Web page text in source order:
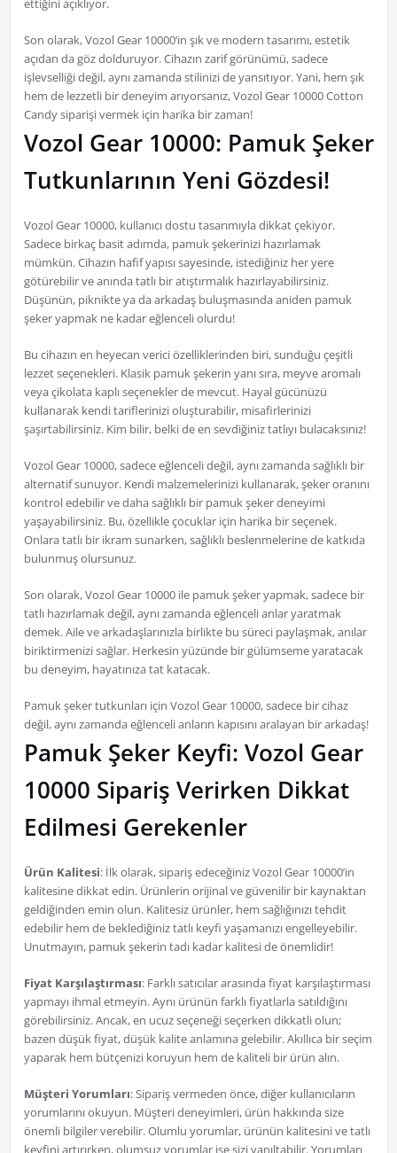
ettiğini açıklıyor.
Son olarak, Vozol Gear 10000’in şık ve modern tasarımı, estetik
açıdan da göz dolduruyor. Cihazın zarif görünümü, sadece
işlevselliği değil, aynı zamanda stilinizi de yansıtıyor. Yani, hem şık
hem de lezzetli bir deneyim arıyorsanız, Vozol Gear 10000 Cotton
Candy siparişi vermek için harika bir zaman!
Vozol Gear 10000: Pamuk Şeker
Tutkunlarının Yeni Gözdesi!
Vozol Gear 10000, kullanıcı dostu tasarımıyla dikkat çekiyor.
Sadece birkaç basit adımda, pamuk şekerinizi hazırlamak
mümkün. Cihazın hafif yapısı sayesinde, istediğiniz her yere
götürebilir ve anında tatlı bir atıştırmalık hazırlayabilirsiniz.
Düşünün, piknikte ya da arkadaş buluşmasında aniden pamuk
şeker yapmak ne kadar eğlenceli olurdu!
Bu cihazın en heyecan verici özelliklerinden biri, sunduğu çeşitli
lezzet seçenekleri. Klasik pamuk şekerin yanı sıra, meyve aromalı
veya çikolata kaplı seçenekler de mevcut. Hayal gücünüzü
kullanarak kendi tariflerinizi oluşturabilir, misafirlerinizi
şaşırtabilirsiniz. Kim bilir, belki de en sevdiğiniz tatlıyı bulacaksınız!
Vozol Gear 10000, sadece eğlenceli değil, aynı zamanda sağlıklı bir
alternatif sunuyor. Kendi malzemelerinizi kullanarak, şeker oranını
kontrol edebilir ve daha sağlıklı bir pamuk şeker deneyimi
yaşayabilirsiniz. Bu, özellikle çocuklar için harika bir seçenek.
Onlara tatlı bir ikram sunarken, sağlıklı beslenmelerine de katkıda
bulunmuş olursunuz.
Son olarak, Vozol Gear 10000 ile pamuk şeker yapmak, sadece bir
tatlı hazırlamak değil, aynı zamanda eğlenceli anlar yaratmak
demek. Aile ve arkadaşlarınızla birlikte bu süreci paylaşmak, anılar
biriktirmenizi sağlar. Herkesin yüzünde bir gülümseme yaratacak
bu deneyim, hayatınıza tat katacak.
Pamuk şeker tutkunları için Vozol Gear 10000, sadece bir cihaz
değil, aynı zamanda eğlenceli anların kapısını aralayan bir arkadaş!
Pamuk Şeker Keyfi: Vozol Gear
10000 Sipariş Verirken Dikkat
Edilmesi Gerekenler
Ürün Kalitesi: İlk olarak, sipariş edeceğiniz Vozol Gear 10000’in
kalitesine dikkat edin. Ürünlerin orijinal ve güvenilir bir kaynaktan
geldiğinden emin olun. Kalitesiz ürünler, hem sağlığınızı tehdit
edebilir hem de beklediğiniz tatlı keyfi yaşamanızı engelleyebilir.
Unutmayın, pamuk şekerin tadı kadar kalitesi de önemlidir!
Fiyat Karşılaştırması: Farklı satıcılar arasında fiyat karşılaştırması
yapmayı ihmal etmeyin. Aynı ürünün farklı fiyatlarla satıldığını
görebilirsiniz. Ancak, en ucuz seçeneği seçerken dikkatli olun;
bazen düşük fiyat, düşük kalite anlamına gelebilir. Akıllıca bir seçim
yaparak hem bütçenizi koruyun hem de kaliteli bir ürün alın.
Müşteri Yorumları: Sipariş vermeden önce, diğer kullanıcıların
yorumlarını okuyun. Müşteri deneyimleri, ürün hakkında size
önemli bilgiler verebilir. Olumlu yorumlar, ürünün kalitesini ve tatlı
keyfini artırırken, olumsuz yorumlar ise sizi yanıltabilir. Yorumları